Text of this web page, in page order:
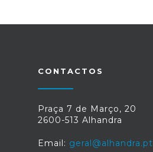
false
2
single
CONTACTOS
Praça 7 de Março, 20
2600-513 Alhandra
Email: geral@alhandra.pt